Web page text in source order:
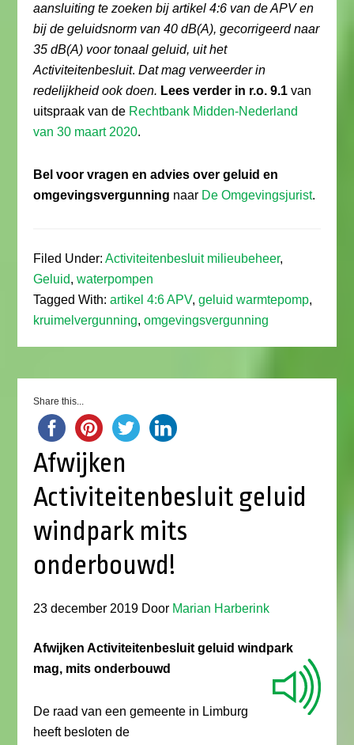
aansluiting te zoeken bij artikel 4:6 van de APV en
bij de geluidsnorm van 40 dB(A), gecorrigeerd naar
35 dB(A) voor tonaal geluid, uit het
Activiteitenbesluit.Dat mag verweerder in
redelijkheid ook doen. Lees verder in r.o. 9.1 van
uitspraak van de Rechtbank Midden-Nederland
van 30 maart 2020.
Bel voor vragen en advies over geluid en
omgevingsvergunning naar De Omgevingsjurist.
Filed Under:Activiteitenbesluit milieubeheer,
Geluid,waterpompen
Tagged With:artikel 4:6 APV,geluid warmtepomp,
kruimelvergunning,omgevingsvergunning
Share this...
Afwijken
Activiteitenbesluit geluid
windpark mits
onderbouwd!
23 december 2019 Door Marian Harberink
Afwijken Activiteitenbesluit geluid windpark
mag, mits onderbouwd
De raad van een gemeente in Limburg
heeft besloten de